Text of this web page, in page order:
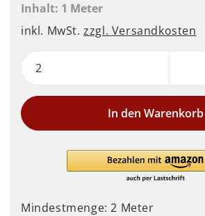
Inhalt: 1 Meter
inkl. MwSt.zzgl. Versandkosten
In den Warenkorb
Mindestmenge: 2 Meter